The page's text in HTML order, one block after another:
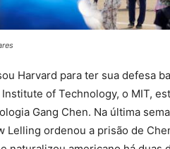
Harvard para ter sua defesa
of Technology, o MIT,
Gang Chen. Na última
Lelling ordenou a prisão de